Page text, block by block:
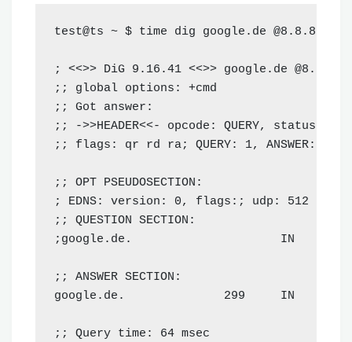
test@ts ~ $ time dig google.de @8.8.8.8
; <<>> DiG 9.16.41 <<>> google.de @8.8.8.8
;; global options: +cmd
;; Got answer:
;; ->>HEADER<<- opcode: QUERY, status:
;; flags: qr rd ra; QUERY: 1, ANSWER: 1,
;; OPT PSEUDOSECTION:
; EDNS: version: 0, flags:; udp: 512
;; QUESTION SECTION:
;google.de.                     IN      A
;; ANSWER SECTION:
google.de.              299     IN      A
;; Query time: 64 msec